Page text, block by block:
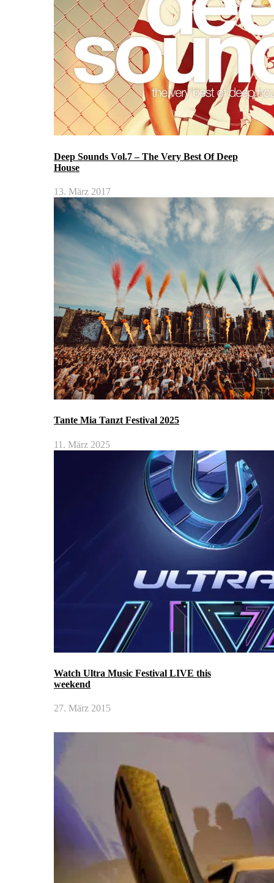
Deep Sounds Vol.7 – The Very Best Of Deep
House
13. März 2017
Tante Mia Tanzt Festival 2025
11. März 2025
Watch Ultra Music Festival LIVE this
weekend
27. März 2015